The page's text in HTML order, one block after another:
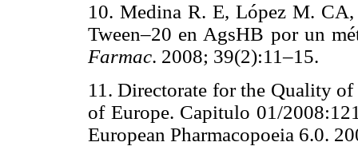
10. Medina R. E, López M.
Tween–20 en AgsHB por un
Farmac. 2008;
11. Directorate for the Quality
of Europe. Capitulo 01/
European Pharmacopoeia